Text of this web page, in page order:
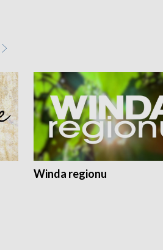
Winda regionu